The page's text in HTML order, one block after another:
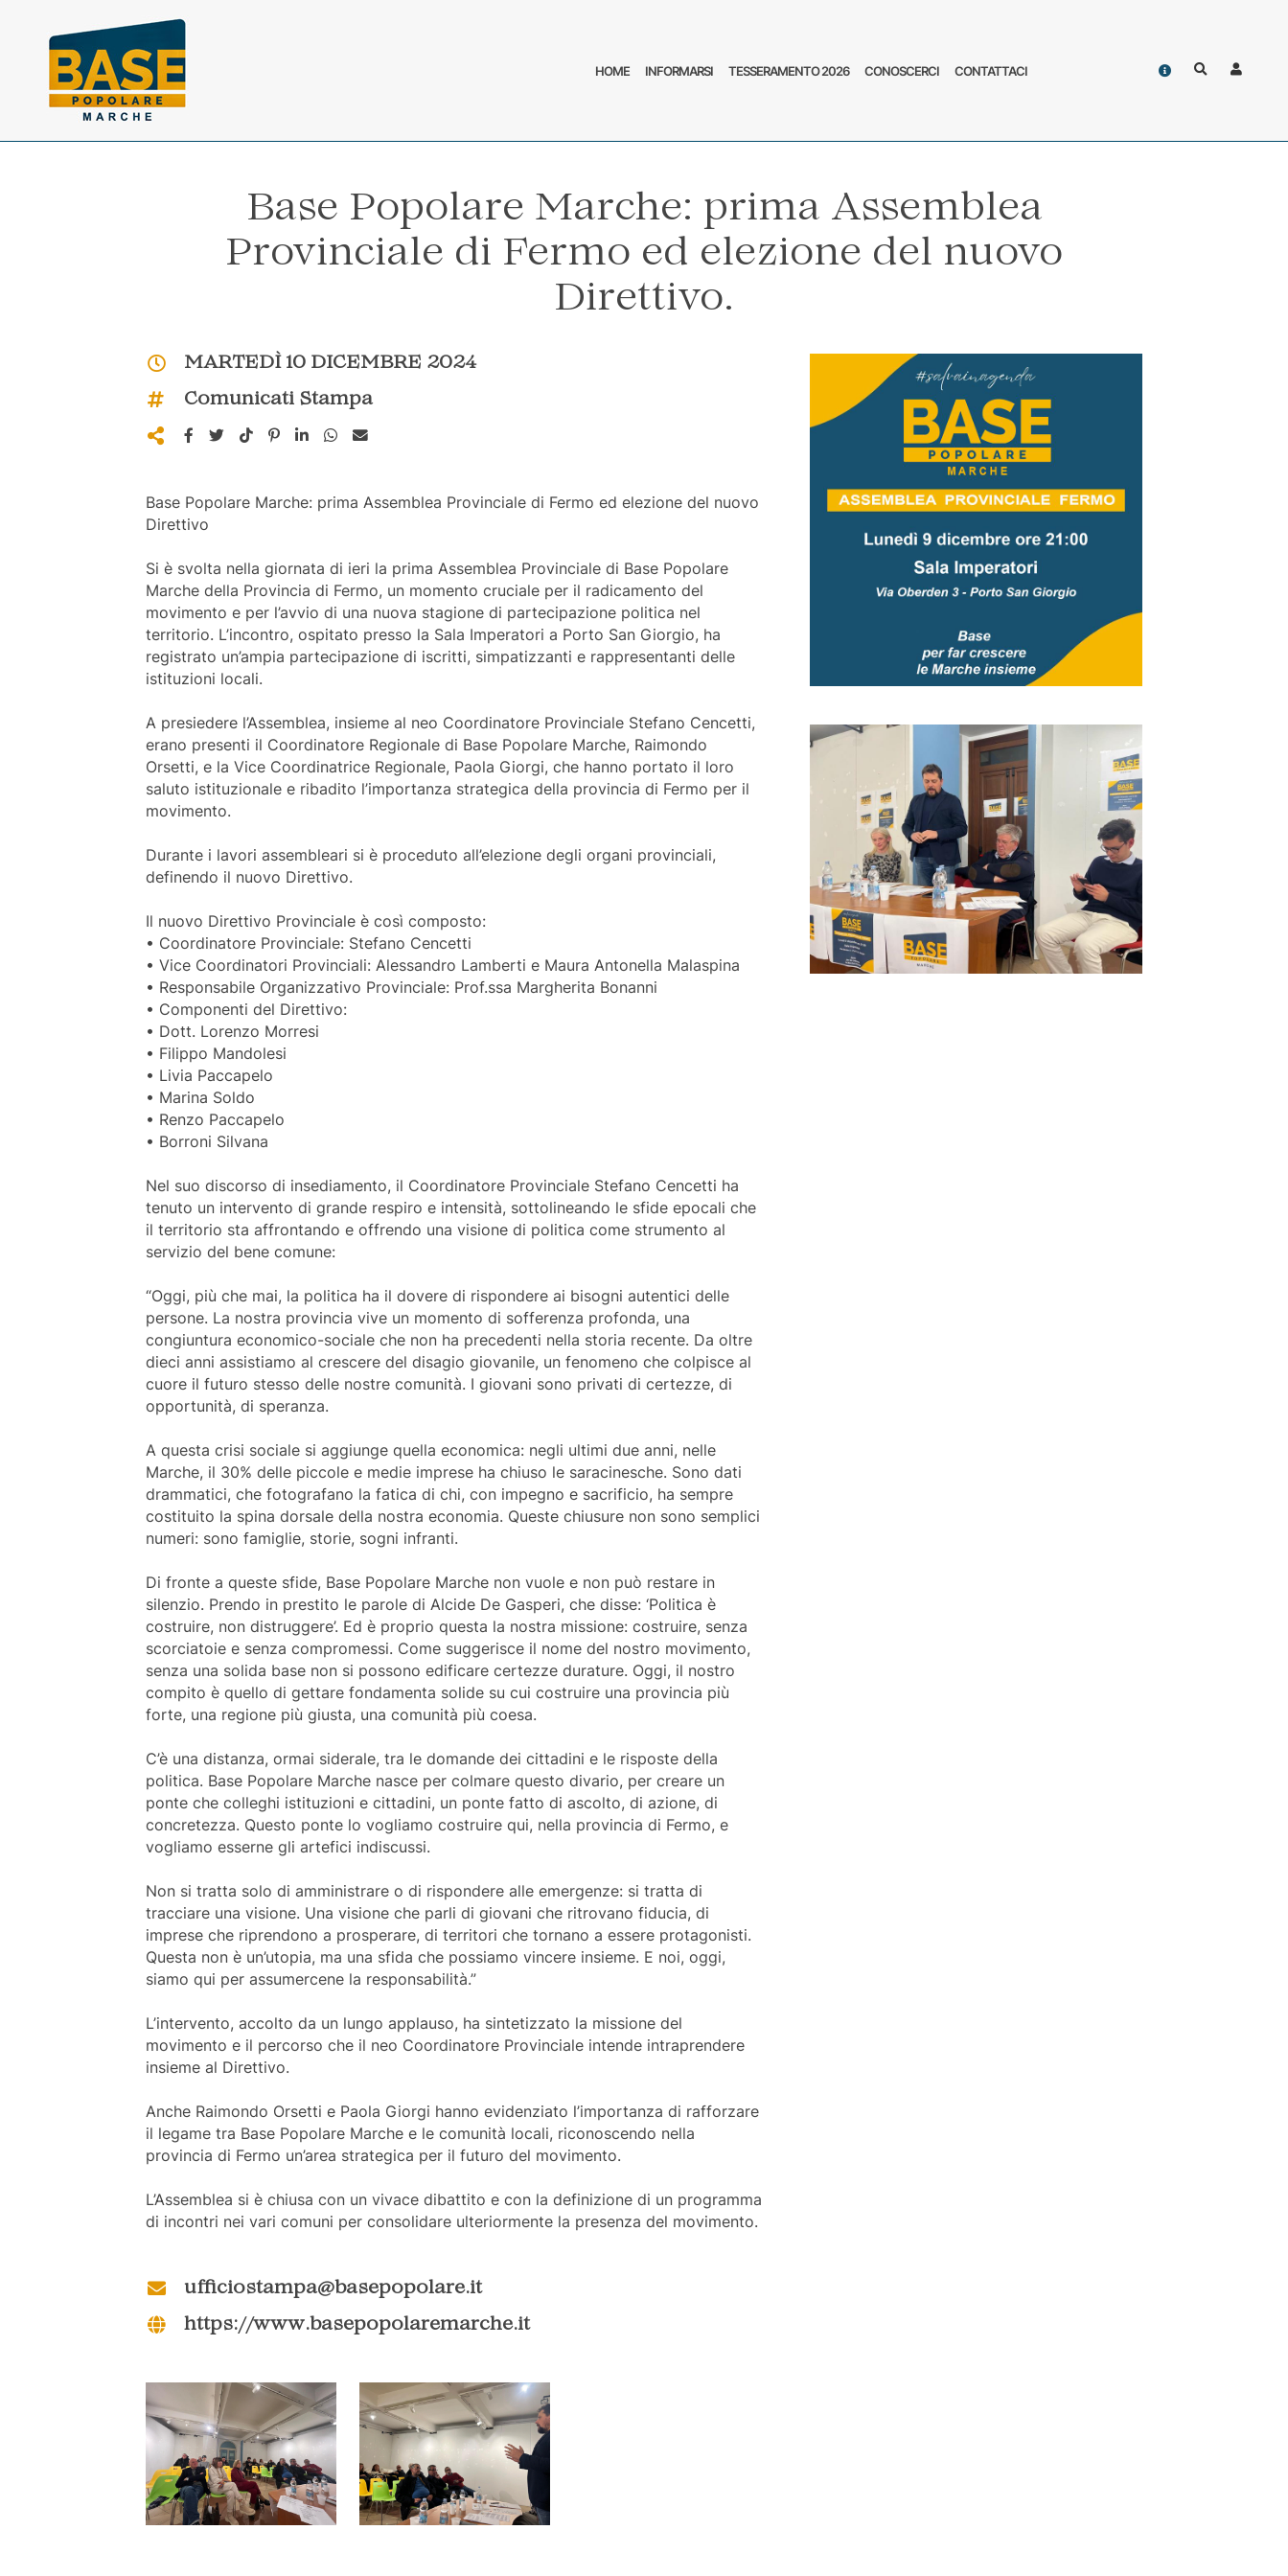
HOME INFORMARSI TESSERAMENTO 2026 CONOSCERCI CONTATTACI ContattiCerca
Base Popolare Marche: prima Assemblea
Provinciale di Fermo ed elezione del nuovo
Direttivo.
MARTEDÌ 10 DICEMBRE 2024
Comunicati Stampa
Base Popolare Marche: prima Assemblea Provinciale di Fermo ed elezione del nuovo
Direttivo
Si è svolta nella giornata di ieri la prima Assemblea Provinciale di Base Popolare
Marche della Provincia di Fermo, un momento cruciale per il radicamento del
movimento e per l’avvio di una nuova stagione di partecipazione politica nel
territorio. L’incontro, ospitato presso la Sala Imperatori a Porto San Giorgio, ha
registrato un’ampia partecipazione di iscritti, simpatizzanti e rappresentanti delle
istituzioni locali.
A presiedere l’Assemblea, insieme al neo Coordinatore Provinciale Stefano Cencetti,
erano presenti il Coordinatore Regionale di Base Popolare Marche, Raimondo
Orsetti, e la Vice Coordinatrice Regionale, Paola Giorgi, che hanno portato il loro
saluto istituzionale e ribadito l’importanza strategica della provincia di Fermo per il
movimento.
Durante i lavori assembleari si è proceduto all’elezione degli organi provinciali,
definendo il nuovo Direttivo.
Il nuovo Direttivo Provinciale è così composto:
• Coordinatore Provinciale: Stefano Cencetti
• Vice Coordinatori Provinciali: Alessandro Lamberti e Maura Antonella Malaspina
• Responsabile Organizzativo Provinciale: Prof.ssa Margherita Bonanni
• Componenti del Direttivo:
• Dott. Lorenzo Morresi
• Filippo Mandolesi
• Livia Paccapelo
• Marina Soldo
• Renzo Paccapelo
• Borroni Silvana
Nel suo discorso di insediamento, il Coordinatore Provinciale Stefano Cencetti ha
tenuto un intervento di grande respiro e intensità, sottolineando le sfide epocali che
il territorio sta affrontando e offrendo una visione di politica come strumento al
servizio del bene comune:
“Oggi, più che mai, la politica ha il dovere di rispondere ai bisogni autentici delle
persone. La nostra provincia vive un momento di sofferenza profonda, una
congiuntura economico-sociale che non ha precedenti nella storia recente. Da oltre
dieci anni assistiamo al crescere del disagio giovanile, un fenomeno che colpisce al
cuore il futuro stesso delle nostre comunità. I giovani sono privati di certezze, di
opportunità, di speranza.
A questa crisi sociale si aggiunge quella economica: negli ultimi due anni, nelle
Marche, il 30% delle piccole e medie imprese ha chiuso le saracinesche. Sono dati
drammatici, che fotografano la fatica di chi, con impegno e sacrificio, ha sempre
costituito la spina dorsale della nostra economia. Queste chiusure non sono semplici
numeri: sono famiglie, storie, sogni infranti.
Di fronte a queste sfide, Base Popolare Marche non vuole e non può restare in
silenzio. Prendo in prestito le parole di Alcide De Gasperi, che disse: ‘Politica è
costruire, non distruggere’. Ed è proprio questa la nostra missione: costruire, senza
scorciatoie e senza compromessi. Come suggerisce il nome del nostro movimento,
senza una solida base non si possono edificare certezze durature. Oggi, il nostro
compito è quello di gettare fondamenta solide su cui costruire una provincia più
forte, una regione più giusta, una comunità più coesa.
C’è una distanza, ormai siderale, tra le domande dei cittadini e le risposte della
politica. Base Popolare Marche nasce per colmare questo divario, per creare un
ponte che colleghi istituzioni e cittadini, un ponte fatto di ascolto, di azione, di
concretezza. Questo ponte lo vogliamo costruire qui, nella provincia di Fermo, e
vogliamo esserne gli artefici indiscussi.
Non si tratta solo di amministrare o di rispondere alle emergenze: si tratta di
tracciare una visione. Una visione che parli di giovani che ritrovano fiducia, di
imprese che riprendono a prosperare, di territori che tornano a essere protagonisti.
Questa non è un’utopia, ma una sfida che possiamo vincere insieme. E noi, oggi,
siamo qui per assumercene la responsabilità.”
L’intervento, accolto da un lungo applauso, ha sintetizzato la missione del
movimento e il percorso che il neo Coordinatore Provinciale intende intraprendere
insieme al Direttivo.
Anche Raimondo Orsetti e Paola Giorgi hanno evidenziato l’importanza di rafforzare
il legame tra Base Popolare Marche e le comunità locali, riconoscendo nella
provincia di Fermo un’area strategica per il futuro del movimento.
L’Assemblea si è chiusa con un vivace dibattito e con la definizione di un programma
di incontri nei vari comuni per consolidare ulteriormente la presenza del movimento.
ufficiostampa@basepopolare.it
https://www.basepopolaremarche.it